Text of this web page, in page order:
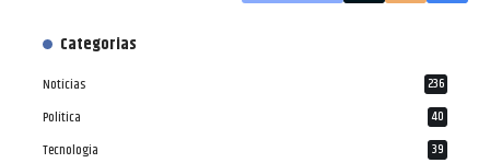
Categorias
Notícias 236
Política 40
Tecnologia 39